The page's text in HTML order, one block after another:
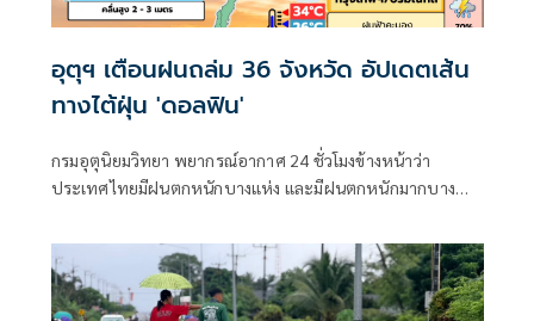
อุตุฯ เตือนฝนถล่ม 36 จังหวัด อัปเดตเส้น
ทางไต้ฝุ่น 'ดอลฟิน'
กรมอุตุนิยมวิทยา พยากรณ์อากาศ 24 ชั่วโมงข้างหน้าว่า
ประเทศไทยมีฝนตกหนักบางแห่ง และมีฝนตกหนักมากบาง